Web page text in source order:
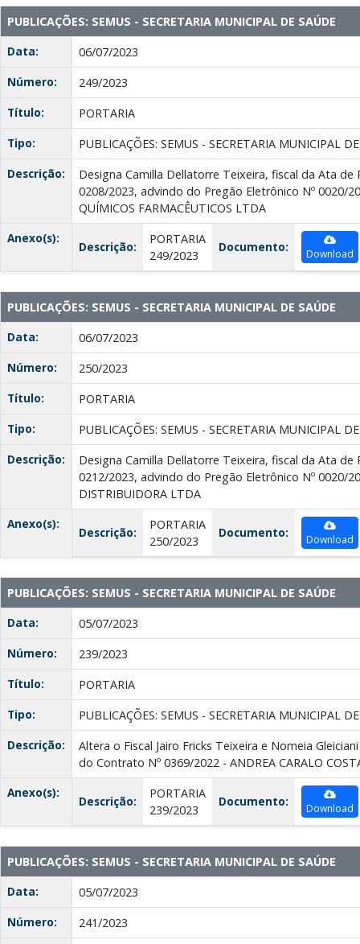
PUBLICAÇÕES: SEMUS - SECRETARIA MUNICIPAL DE SAÚDE
Data:
06/07/2023
Número:
249/2023
Título:
PORTARIA
Tipo:
PUBLICAÇÕES: SEMUS - SECRETARIA MUNICIPAL
Descrição:
Designa Camilla Dellatorre Teixeira, fiscal da Ata de
0208/2023, advindo do Pregão Eletrônico Nº 0020/
QUÍMICOS FARMACÊUTICOS LTDA
Anexo(s):
Descrição:
PORTARIA
249/2023
Documento: Download
PUBLICAÇÕES: SEMUS - SECRETARIA MUNICIPAL DE SAÚDE
Data:
06/07/2023
Número:
250/2023
Título:
PORTARIA
Tipo:
PUBLICAÇÕES: SEMUS - SECRETARIA MUNICIPAL
Descrição:
Designa Camilla Dellatorre Teixeira, fiscal da Ata de
0212/2023, advindo do Pregão Eletrônico Nº 0020/
DISTRIBUIDORA LTDA
Anexo(s):
Descrição:
PORTARIA
250/2023
Documento: Download
PUBLICAÇÕES: SEMUS - SECRETARIA MUNICIPAL DE SAÚDE
Data:
05/07/2023
Número:
239/2023
Título:
PORTARIA
Tipo:
PUBLICAÇÕES: SEMUS - SECRETARIA MUNICIPAL
Descrição:
Altera o Fiscal Jairo Fricks Teixeira e Nomeia
do Contrato Nº 0369/2022 - ANDREA CARALO
Anexo(s):
Descrição:
PORTARIA
239/2023
Documento: Download
PUBLICAÇÕES: SEMUS - SECRETARIA MUNICIPAL DE SAÚDE
Data:
05/07/2023
Número:
241/2023